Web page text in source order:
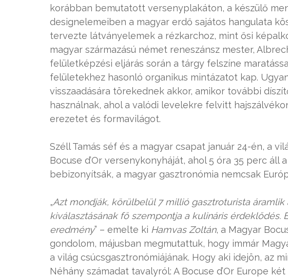
korábban bemutatott versenyplakáton, a készülő
designelemeiben a magyar erdő sajátos hangulata
tervezte látványelemek a rézkarchoz, mint ősi
magyar származású német reneszánsz mester,
felületképzési eljárás során a tárgy felszíne
felületekhez hasonló organikus mintázatot kap.
visszaadására törekednek akkor, amikor további
használnak, ahol a valódi levelekre felvitt
erezetet és formavilágot.
Széll Tamás séf és a magyar csapat január 24-én, a
Bocuse d’Or versenykonyháját, ahol 5 óra 35 perc áll
bebizonyítsák, a magyar gasztronómia nemcsak
„Azt mondják, körülbelül 7 millió gasztroturista áramlik
kiválasztásának fő szempontja a kulináris érdeklődés.
eredmény” – emelte ki Hamvas Zoltán, a Magyar
gondolom, májusban megmutattuk, hogy immár
a világ csúcsgasztronómiájának. Hogy aki idejön, az
Néhány számadat tavalyról: A Bocuse d’Or Europe